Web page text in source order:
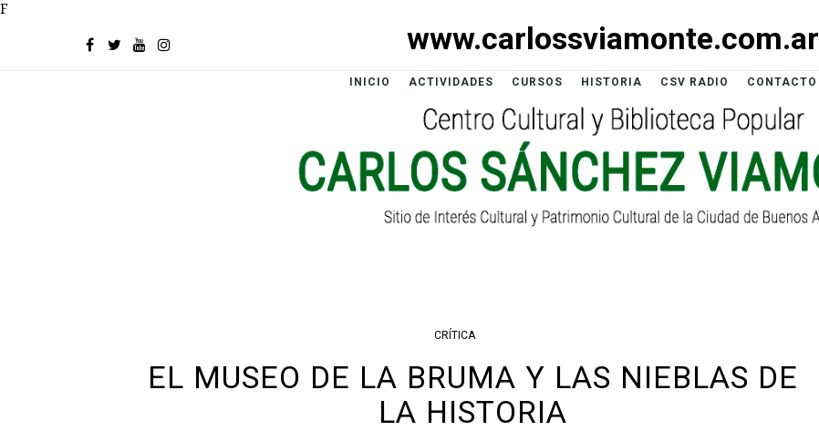
F
www.carlossviamonte.com.ar
INICIO ACTIVIDADES CURSOS HISTORIA CSV RADIO CONTACTO
CRÍTICA
EL MUSEO DE LA BRUMA Y LAS NIEBLAS DE
LA HISTORIA